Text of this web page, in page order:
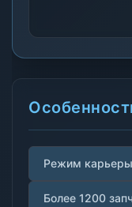
Режим
Более 1200